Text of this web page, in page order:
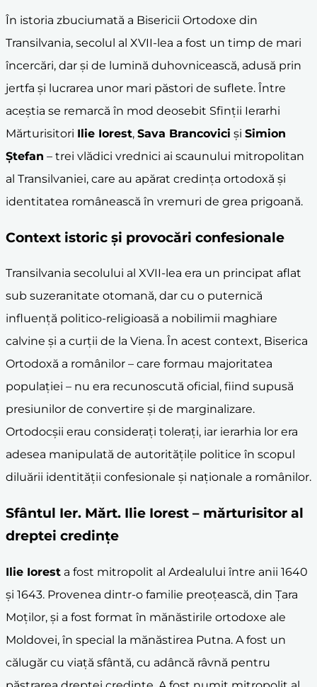
În istoria zbuciumată a Bisericii Ortodoxe din
Transilvania, secolul al XVII-lea a fost un timp de mari
încercări, dar și de lumină duhovnicească, adusă prin
jertfa și lucrarea unor mari păstori de suflete. Între
aceștia se remarcă în mod deosebit Sfinții Ierarhi
Mărturisitori Ilie Iorest, Sava Brancovici și Simion
Ștefan – trei vlădici vrednici ai scaunului mitropolitan
al Transilvaniei, care au apărat credința ortodoxă și
identitatea românească în vremuri de grea prigoană.
Context istoric și provocări confesionale
Transilvania secolului al XVII-lea era un principat aflat
sub suzeranitate otomană, dar cu o puternică
influență politico-religioasă a nobilimii maghiare
calvine și a curții de la Viena. În acest context, Biserica
Ortodoxă a românilor – care formau majoritatea
populației – nu era recunoscută oficial, fiind supusă
presiunilor de convertire și de marginalizare.
Ortodocșii erau considerați tolerați, iar ierarhia lor era
adesea manipulată de autoritățile politice în scopul
diluării identității confesionale și naționale a românilor.
Sfântul Ier. Mărt. Ilie Iorest – mărturisitor al
dreptei credințe
Ilie Iorest a fost mitropolit al Ardealului între anii 1640
și 1643. Provenea dintr-o familie preoțească, din Țara
Moților, și a fost format în mănăstirile ortodoxe ale
Moldovei, în special la mănăstirea Putna. A fost un
călugăr cu viață sfântă, cu adâncă râvnă pentru